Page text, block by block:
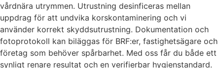
vårdnära utrymmen. Utrustning desinficeras mellan
uppdrag för att undvika korskontaminering och vi
använder korrekt skyddsutrustning. Dokumentation och
fotoprotokoll kan biläggas för BRF:er, fastighetsägare och
företag som behöver spårbarhet. Med oss får du både ett
synligt renare resultat och en verifierbar hygienstandard.